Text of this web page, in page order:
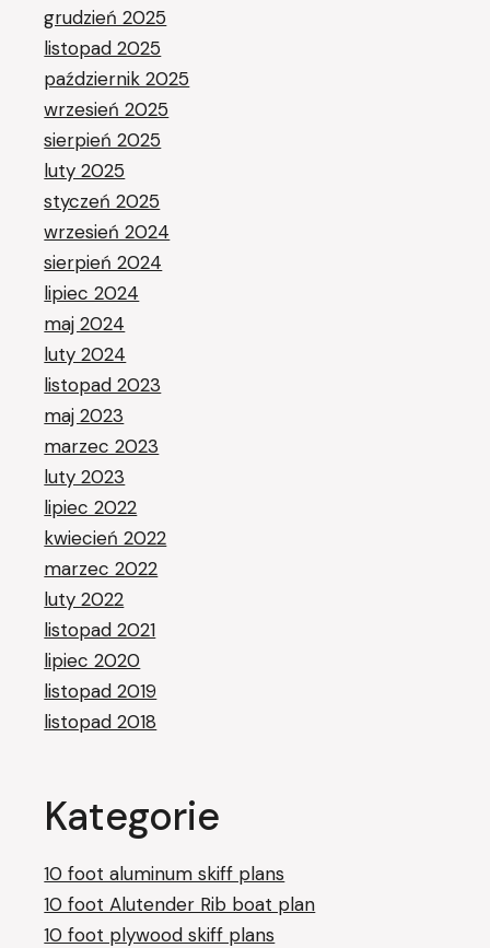
grudzień 2025
listopad 2025
październik 2025
wrzesień 2025
sierpień 2025
luty 2025
styczeń 2025
wrzesień 2024
sierpień 2024
lipiec 2024
maj 2024
luty 2024
listopad 2023
maj 2023
marzec 2023
luty 2023
lipiec 2022
kwiecień 2022
marzec 2022
luty 2022
listopad 2021
lipiec 2020
listopad 2019
listopad 2018
Kategorie
10 foot aluminum skiff plans
10 foot Alutender Rib boat plan
10 foot plywood skiff plans